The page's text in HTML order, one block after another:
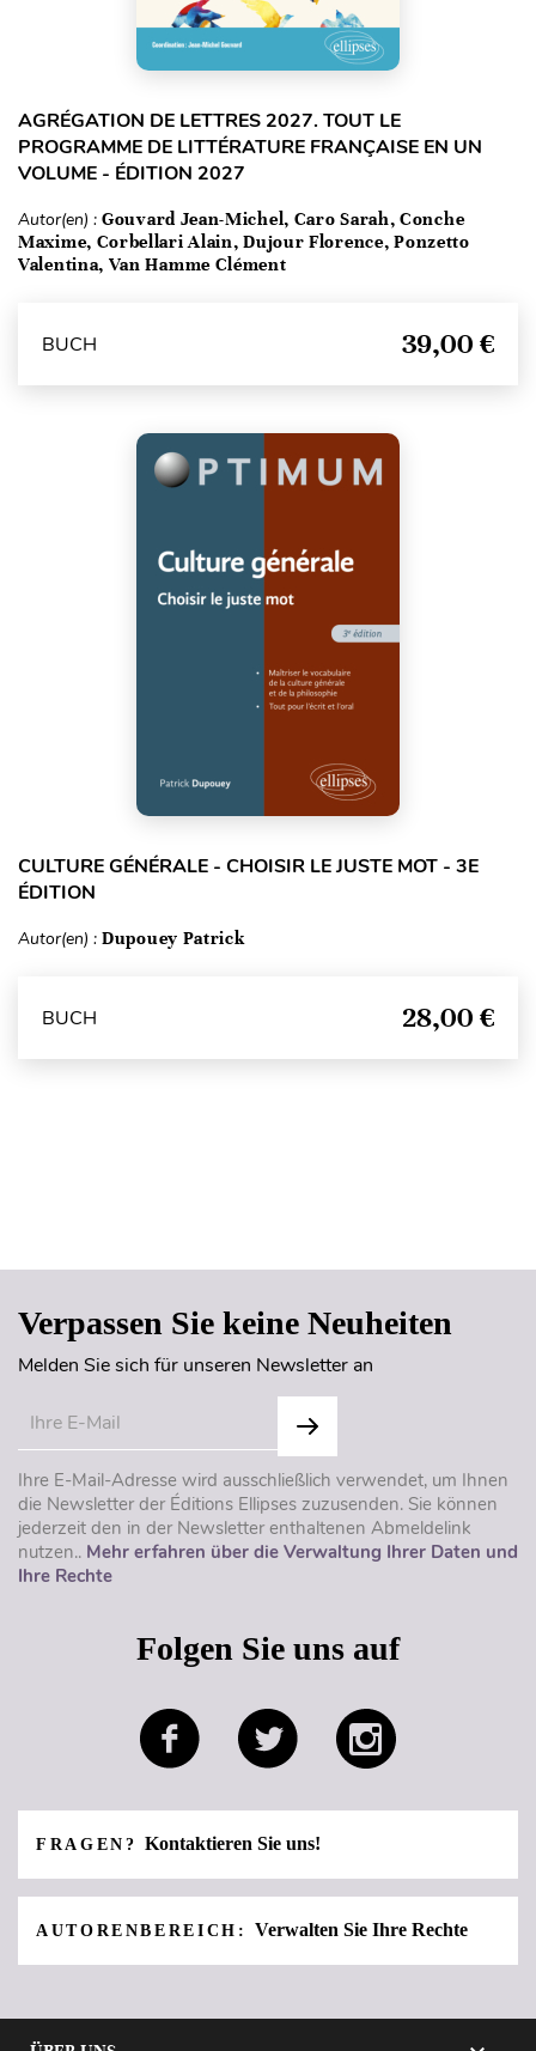
AGRÉGATION DE LETTRES 2027. TOUT LE
PROGRAMME DE LITTÉRATURE FRANÇAISE EN UN
VOLUME - ÉDITION 2027
Autor(en) : Gouvard Jean-Michel, Caro Sarah, Conche
Maxime, Corbellari Alain, Dujour Florence, Ponzetto
Valentina, Van Hamme Clément
BUCH 39,00 €
CULTURE GÉNÉRALE - CHOISIR LE JUSTE MOT - 3E
ÉDITION
Autor(en) : Dupouey Patrick
BUCH 28,00 €
Verpassen Sie keine Neuheiten
Melden Sie sich für unseren Newsletter an
Ihre E-Mail-Adresse wird ausschließlich verwendet, um Ihnen
die Newsletter der Éditions Ellipses zuzusenden. Sie können
jederzeit den in der Newsletter enthaltenen Abmeldelink
nutzen.. Mehr erfahren über die Verwaltung Ihrer Daten und
Ihre Rechte
Folgen Sie uns auf
FRAGEN?Kontaktieren Sie uns!
AUTORENBEREICH: Verwalten Sie Ihre Rechte